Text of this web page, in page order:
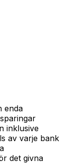
enda
inklusive
av varje bank
det givna